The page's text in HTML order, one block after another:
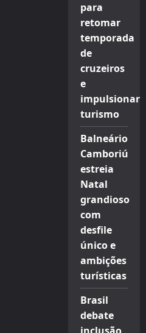
para
retomar
temporada
de
cruzeiros
e
impulsionar
turismo
Balneário
Camboriú
estreia
Natal
grandioso
com
desfile
único e
ambições
turísticas
Brasil
debate